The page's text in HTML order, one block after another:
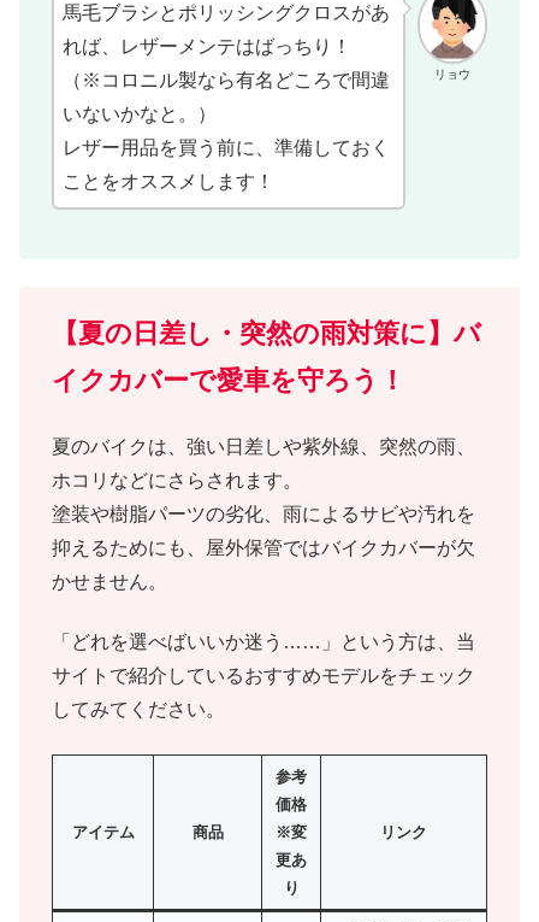
リョウ
馬毛ブラシとポリッシングクロスがあ
れば、レザーメンテはばっちり！
（※コロニル製なら有名どころで間違
いないかなと。）
レザー用品を買う前に、準備しておく
ことをオススメします！
【夏の日差し・突然の雨対策に】バ
イクカバーで愛車を守ろう！
夏のバイクは、強い日差しや紫外線、突然の雨、
ホコリなどにさらされます。
塗装や樹脂パーツの劣化、雨によるサビや汚れを
抑えるためにも、屋外保管ではバイクカバーが欠
かせません。
「どれを選べばいいか迷う……」という方は、当
サイトで紹介しているおすすめモデルをチェック
してみてください。
アイテム 商品
参考
価格
※変
更あ
り
リンク